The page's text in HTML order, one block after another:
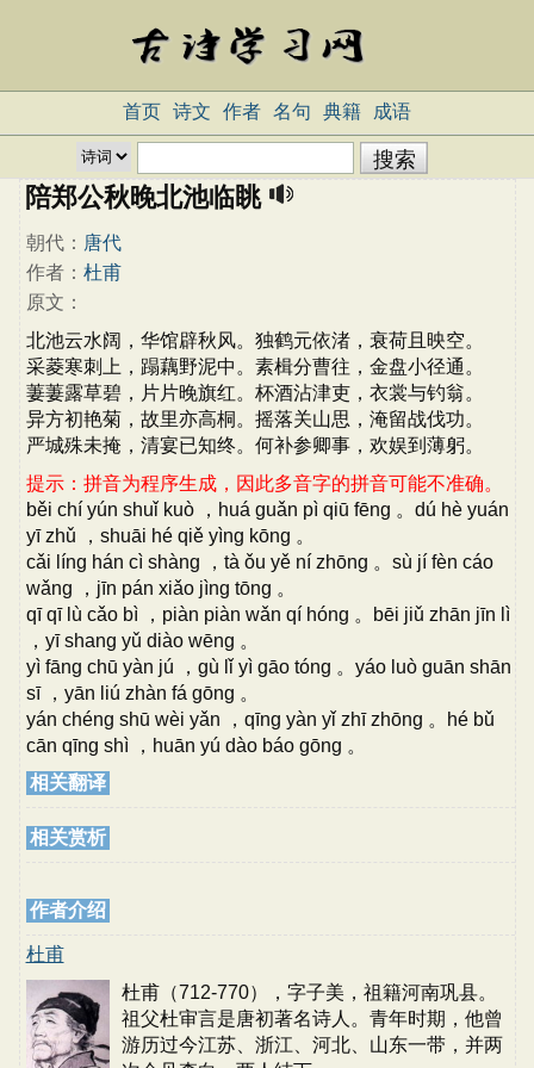
首页 诗文 作者 名句 典籍 成语
陪郑公秋晚北池临眺
朝代： 唐代
作者： 杜甫
原文：
北池云水阔，华馆辟秋风。独鹤元依渚，衰荷且映空。
采菱寒刺上，蹋藕野泥中。素楫分曹往，金盘小径通。
萋萋露草碧，片片晚旗红。杯酒沾津吏，衣裳与钓翁。
异方初艳菊，故里亦高桐。摇落关山思，淹留战伐功。
严城殊未掩，清宴已知终。何补参卿事，欢娱到薄躬。
提示：拼音为程序生成，因此多音字的拼音可能不准确。
běi chí yún shuǐ kuò ，huá guǎn pì qiū fēng 。dú hè yuán
yī zhǔ ，shuāi hé qiě yìng kōng 。
cǎi líng hán cì shàng ，tà ǒu yě ní zhōng 。sù jí fèn cáo
wǎng ，jīn pán xiǎo jìng tōng 。
qī qī lù cǎo bì ，piàn piàn wǎn qí hóng 。bēi jiǔ zhān jīn lì
，yī shang yǔ diào wēng 。
yì fāng chū yàn jú ，gù lǐ yì gāo tóng 。yáo luò guān shān
sī ，yān liú zhàn fá gōng 。
yán chéng shū wèi yǎn ，qīng yàn yǐ zhī zhōng 。hé bǔ
cān qīng shì ，huān yú dào báo gōng 。
相关翻译
相关赏析
作者介绍
杜甫
杜甫（712-770），字子美，祖籍河南巩县。
祖父杜审言是唐初著名诗人。青年时期，他曾
游历过今江苏、浙江、河北、山东一带，并两